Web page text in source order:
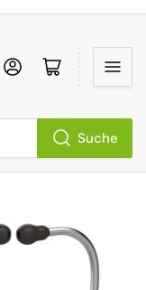
Suche
AnmeldenMini-